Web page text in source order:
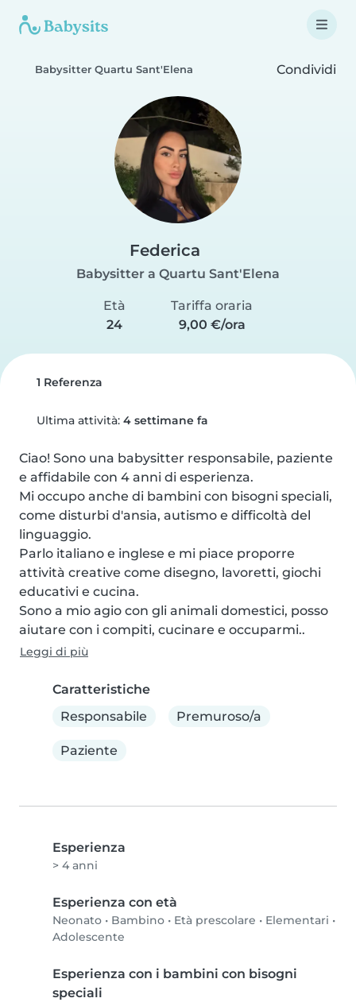
Babysitter Quartu Sant'Elena Condividi
Federica
Babysitter a Quartu Sant'Elena
Età
24
Tariffa oraria
9,00 €/ora
1 Referenza
Ultima attività: 4 settimane fa
Ciao! Sono una babysitter responsabile, paziente
e affidabile con 4 anni di esperienza.
Mi occupo anche di bambini con bisogni speciali,
come disturbi d'ansia, autismo e difficoltà del
linguaggio.
Parlo italiano e inglese e mi piace proporre
attività creative come disegno, lavoretti, giochi
educativi e cucina.
Sono a mio agio con gli animali domestici, posso
aiutare con i compiti, cucinare e occuparmi..
Leggi di più
Caratteristiche
Responsabile
Premuroso/a
Paziente
Esperienza
> 4 anni
Esperienza con età
Neonato • Bambino • Età prescolare • Elementari •
Adolescente
Esperienza con i bambini con bisogni
speciali